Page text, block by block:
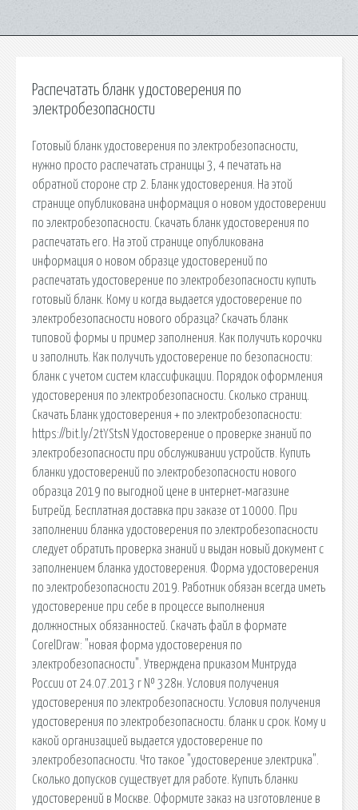
Распечатать бланк удостоверения по
электробезопасности
Готовый бланк удостоверения по электробезопасности,
нужно просто распечатать страницы 3, 4 печатать на
обратной стороне стр 2. Бланк удостоверения. На этой
странице опубликована информация о новом удостоверении
по электробезопасности. Скачать бланк удостоверения по
распечатать его. На этой странице опубликована
информация о новом образце удостоверений по
распечатать удостоверение по электробезопасности купить
готовый бланк. Кому и когда выдается удостоверение по
электробезопасности нового образца? Скачать бланк
типовой формы и пример заполнения. Как получить корочки
и заполнить. Как получить удостоверение по безопасности:
бланк с учетом систем классификации. Порядок оформления
удостоверения по электробезопасности. Сколько страниц.
Скачать Бланк удостоверения + по электробезопасности:
https://bit.ly/2tYStsN Удостоверение о проверке знаний по
электробезопасности при обслуживании устройств. Купить
бланки удостоверений по электробезопасности нового
образца 2019 по выгодной цене в интернет-магазине
Битрейд. Бесплатная доставка при заказе от 10000. При
заполнении бланка удостоверения по электробезопасности
следует обратить проверка знаний и выдан новый документ с
заполнением бланка удостоверения. Форма удостоверения
по электробезопасности 2019. Работник обязан всегда иметь
удостоверение при себе в процессе выполнения
должностных обязанностей. Скачать файл в формате
CorelDraw: "новая форма удостоверения по
электробезопасности". Утверждена приказом Минтруда
России от 24.07.2013 г № 328н. Условия получения
удостоверения по электробезопасности. Условия получения
удостоверения по электробезопасности. бланк и срок. Кому и
какой организацией выдается удостоверение по
электробезопасности. Что такое "удостоверение электрика".
Сколько допусков существует для работе. Купить бланки
удостоверений в Москве. Оформите заказ на изготовление в